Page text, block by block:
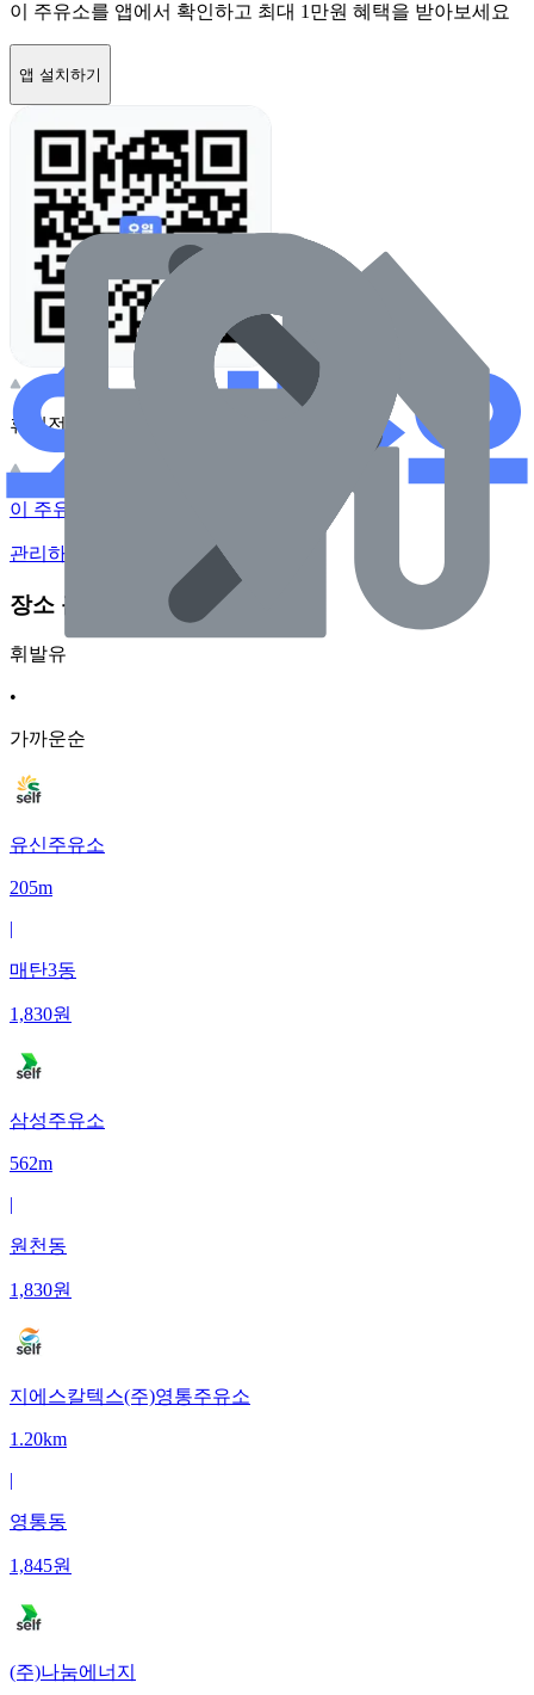
이 주유소를 앱에서 확인하고 최대 1만원 혜택을 받아보세요
앱 설치하기
휴대전화 카메라로 찍어보세요
이 주유소의 사장님이신가요?
관리하기
장소 근처 주유소
휘발유
•
가까운순
유신주유소
205m
|
매탄3동
1,830원
삼성주유소
562m
|
원천동
1,830원
지에스칼텍스(주)영통주유소
1.20km
|
영통동
1,845원
(주)나눔에너지